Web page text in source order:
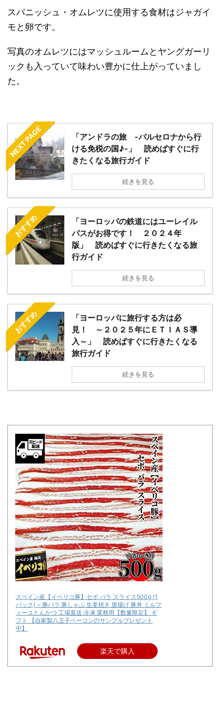
スパニッシュ・オムレツに使用する食材はジャガイ
モと卵です。
写真のオムレツにはマッシュルームとヤングガーリ
ックも入っていて味わい豊かに仕上がっていまし
た。
NEXT PAGE
「アンドラの旅 -バルセロナから行
ける免税の国♪-」 読めばすぐに行
きたくなる旅行ガイド
続きを見る
おすすめ
「ヨーロッパの鉄道にはユーレイル
パスがお得です！ ２０２４年
版」 読めばすぐに行きたくなる旅
行ガイド
続きを見る
おすすめ
「ヨーロッパに旅行する方は必
見！ ～２０２５年にＥＴＩＡＳ導
入～」 読めばすぐに行きたくなる
旅行ガイド
続きを見る
スペイン産【イベリコ豚】セボ バラ スライス500g (1
パック) ~ 豚バラ 豚しゃぶ 生姜焼き 唐揚げ 豚丼 ミルフ
ィーユとんかつ 工場直送 冷凍 業務用【数量限定】 ギ
フト 【自家製八王子ベーコンのサンプルプレゼント
中】
楽天で購入